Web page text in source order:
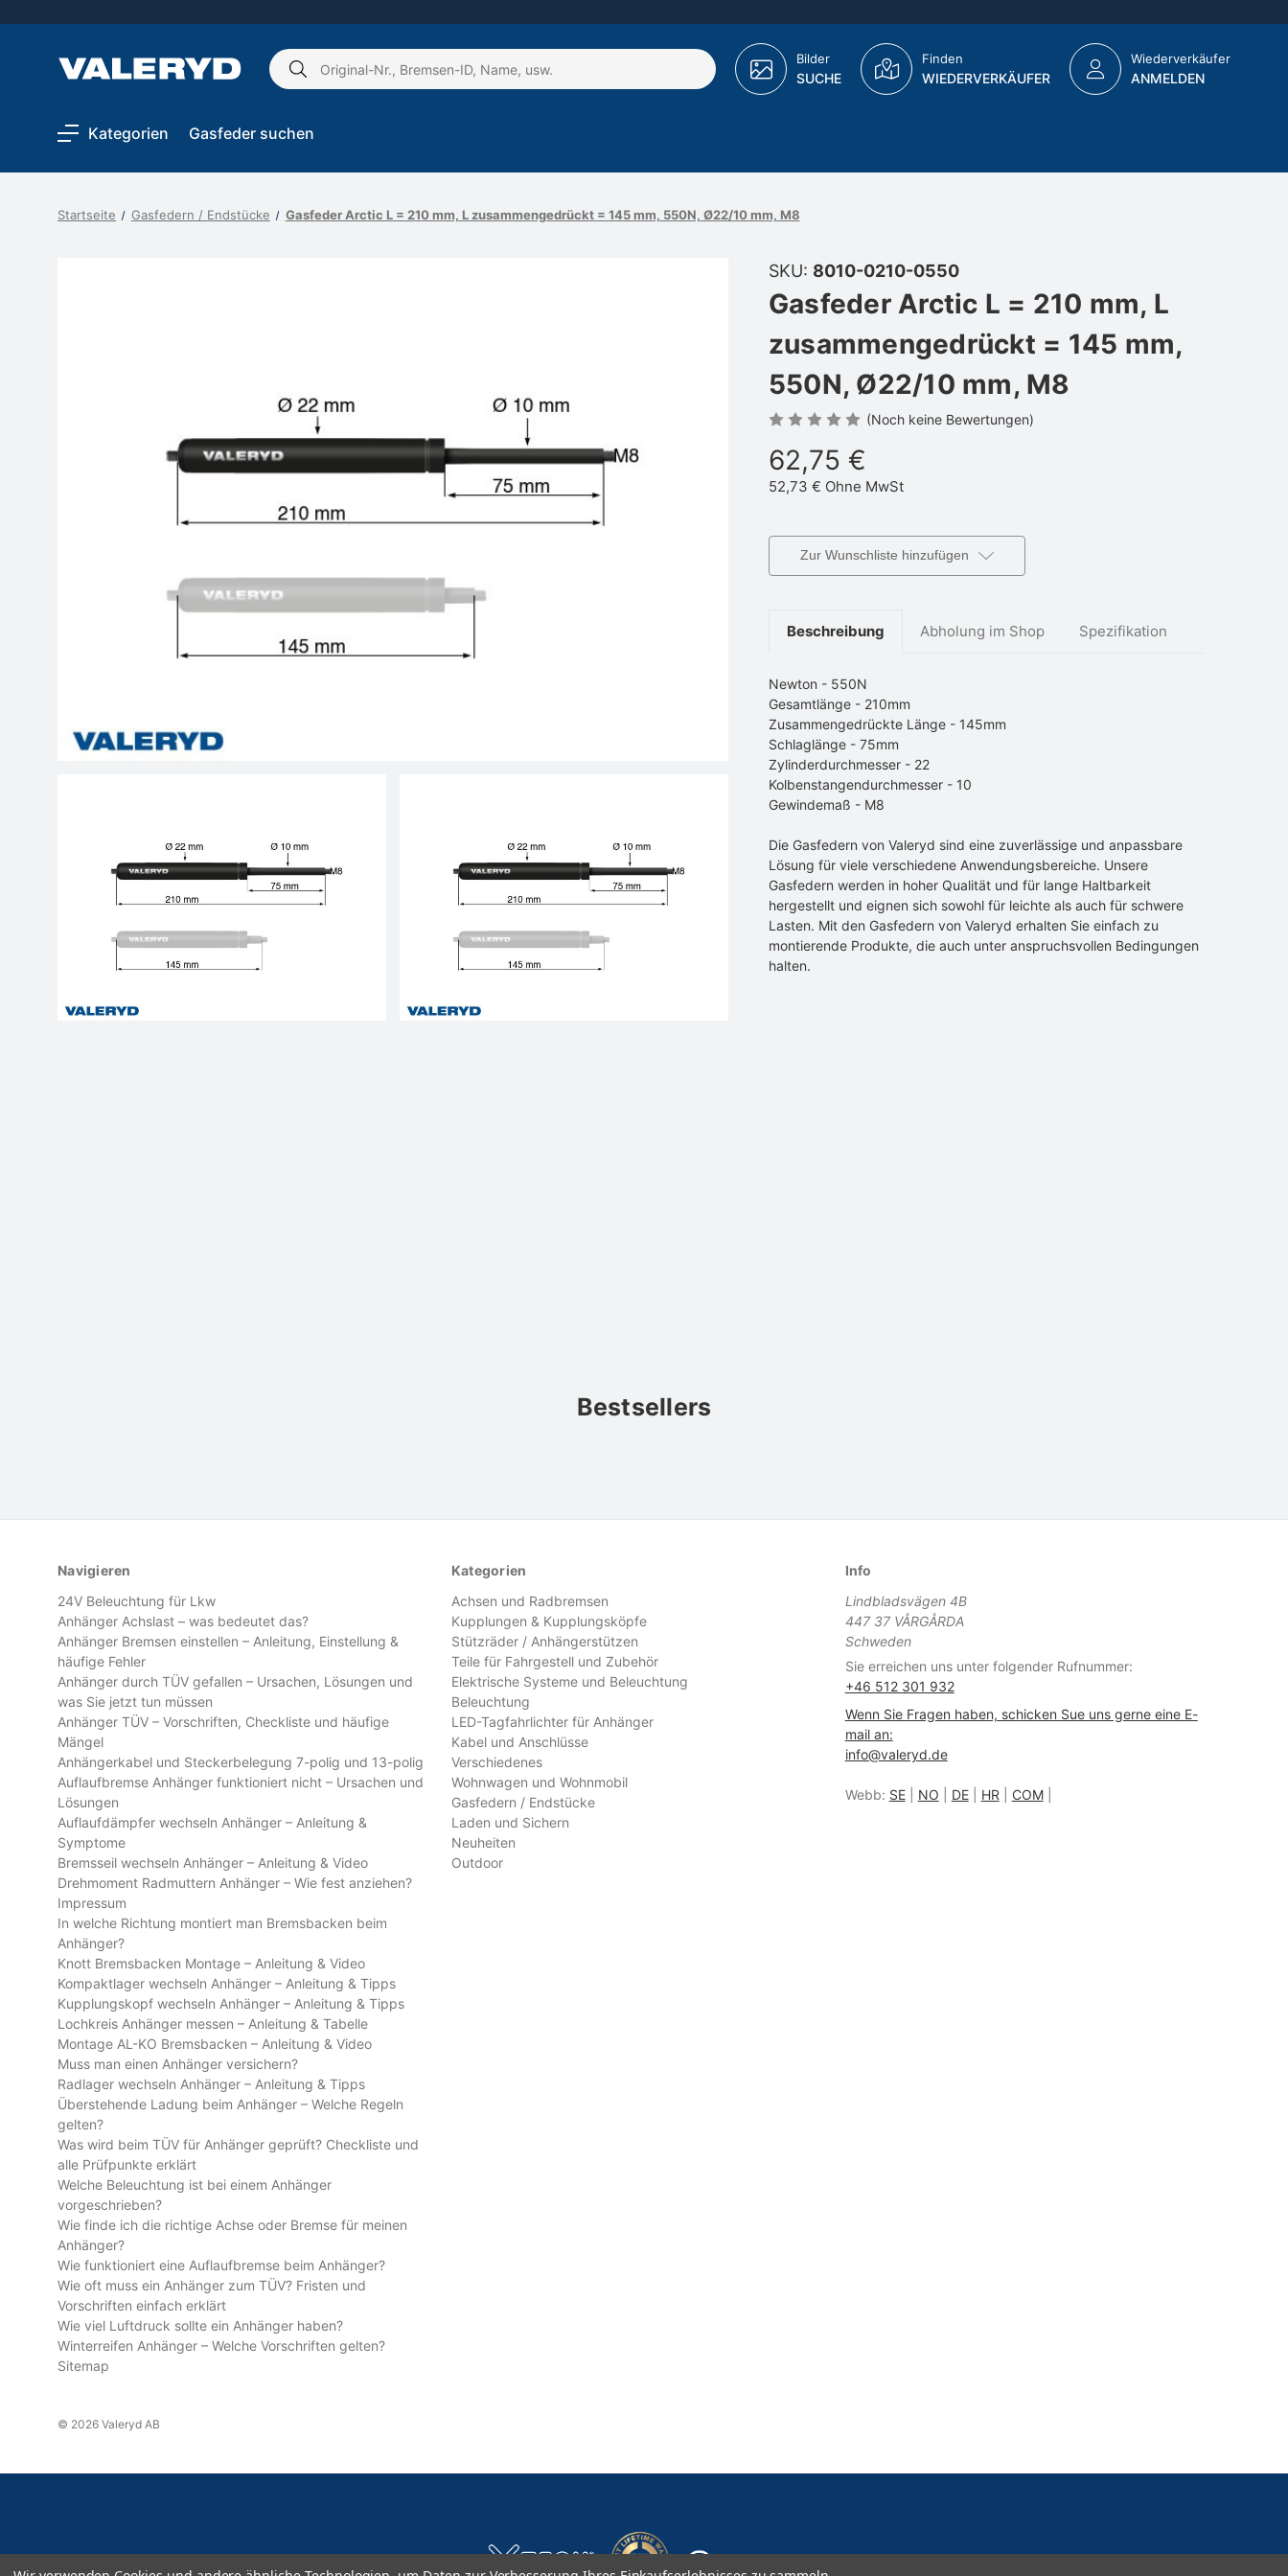
Schlagwort
Bilder
SUCHE
Finden
WIEDERVERKÄUFER
Wiederverkäufer
ANMELDEN
Kategorien Gasfeder suchen
Startseite Gasfedern / Endstücke Gasfeder Arctic L = 210 mm, L zusammengedrückt = 145 mm, 550N, Ø22/10 mm, M8
SKU: 8010-0210-0550
Gasfeder Arctic L = 210 mm, L
zusammengedrückt = 145 mm,
550N, Ø22/10 mm, M8
(Noch keine Bewertungen)
62,75 €
52,73 € Ohne MwSt
Zur Wunschliste hinzufügen
Beschreibung Abholung im Shop Spezifikation
Newton - 550N
Gesamtlänge - 210mm
Zusammengedrückte Länge - 145mm
Schlaglänge - 75mm
Zylinderdurchmesser - 22
Kolbenstangendurchmesser - 10
Gewindemaß - M8
Die Gasfedern von Valeryd sind eine zuverlässige und anpassbare
Lösung für viele verschiedene Anwendungsbereiche. Unsere
Gasfedern werden in hoher Qualität und für lange Haltbarkeit
hergestellt und eignen sich sowohl für leichte als auch für schwere
Lasten. Mit den Gasfedern von Valeryd erhalten Sie einfach zu
montierende Produkte, die auch unter anspruchsvollen Bedingungen
halten.
Bestsellers
Navigieren
24V Beleuchtung für Lkw
Anhänger Achslast – was bedeutet das?
Anhänger Bremsen einstellen – Anleitung, Einstellung &
häufige Fehler
Anhänger durch TÜV gefallen – Ursachen, Lösungen und
was Sie jetzt tun müssen
Anhänger TÜV – Vorschriften, Checkliste und häufige
Mängel
Anhängerkabel und Steckerbelegung 7-polig und 13-polig
Auflaufbremse Anhänger funktioniert nicht – Ursachen und
Lösungen
Auflaufdämpfer wechseln Anhänger – Anleitung &
Symptome
Bremsseil wechseln Anhänger – Anleitung & Video
Drehmoment Radmuttern Anhänger – Wie fest anziehen?
Impressum
In welche Richtung montiert man Bremsbacken beim
Anhänger?
Knott Bremsbacken Montage – Anleitung & Video
Kompaktlager wechseln Anhänger – Anleitung & Tipps
Kupplungskopf wechseln Anhänger – Anleitung & Tipps
Lochkreis Anhänger messen – Anleitung & Tabelle
Montage AL-KO Bremsbacken – Anleitung & Video
Muss man einen Anhänger versichern?
Radlager wechseln Anhänger – Anleitung & Tipps
Überstehende Ladung beim Anhänger – Welche Regeln
gelten?
Was wird beim TÜV für Anhänger geprüft? Checkliste und
alle Prüfpunkte erklärt
Welche Beleuchtung ist bei einem Anhänger
vorgeschrieben?
Wie finde ich die richtige Achse oder Bremse für meinen
Anhänger?
Wie funktioniert eine Auflaufbremse beim Anhänger?
Wie oft muss ein Anhänger zum TÜV? Fristen und
Vorschriften einfach erklärt
Wie viel Luftdruck sollte ein Anhänger haben?
Winterreifen Anhänger – Welche Vorschriften gelten?
Sitemap
Kategorien
Achsen und Radbremsen
Kupplungen & Kupplungsköpfe
Stützräder / Anhängerstützen
Teile für Fahrgestell und Zubehör
Elektrische Systeme und Beleuchtung
Beleuchtung
LED-Tagfahrlichter für Anhänger
Kabel und Anschlüsse
Verschiedenes
Wohnwagen und Wohnmobil
Gasfedern / Endstücke
Laden und Sichern
Neuheiten
Outdoor
Info
Lindbladsvägen 4B
447 37 VÅRGÅRDA
Schweden
Sie erreichen uns unter folgender Rufnummer:
+46 512 301 932
Wenn Sie Fragen haben, schicken Sue uns gerne eine E-
mail an:
info@valeryd.de
Webb: SE| NO DE| HR COM|
© 2026 Valeryd AB